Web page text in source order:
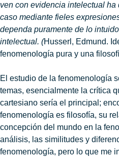
ven con evidencia intelectual
caso mediante fieles
dependa puramente de lo
intelectual. (Husserl, Edmund.
fenomenología pura y una
El estudio de la fenomenología
temas, esencialmente la crítica
cartesiano sería el principal;
fenomenología es filosofía, su
concepción del mundo en la
análisis, las similitudes y
fenomenología, pero lo que me